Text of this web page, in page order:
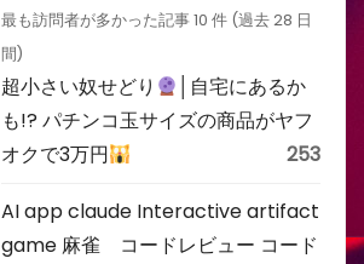
最も訪問者が多かった記事 10 件 (過去 28 日
間)
超小さい奴せどり
│自宅にあるか
も!? パチンコ玉サイズの商品がヤフ
オクで3万円
253
AI app claude Interactive artifact
game 麻雀 コードレビュー コード